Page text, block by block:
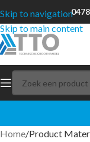
Skip to navigation
Skip to main content
Home/Product